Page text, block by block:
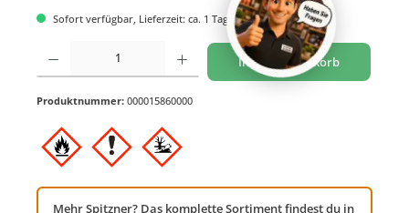
Sofort verfügbar, Lieferzeit: ca. 1 Tag
Produkt Anzahl: Gib den gewünschten Wert ein oder benutze die Schaltflächen um
In den Warenkorb
Produktnummer: 000015860000
Mehr Spitzner? Das komplette Sortiment findest du in